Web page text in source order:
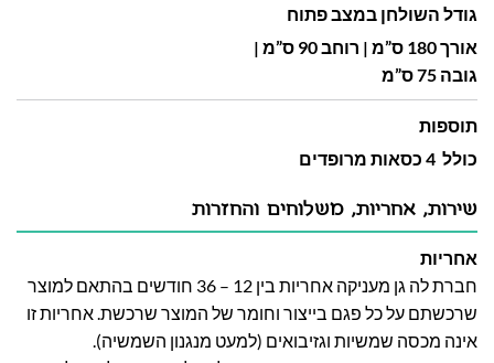
גודל השולחן במצב פתוח
אורך 180 ס”מ | רוחב 90 ס”מ |
גובה 75 ס”מ
תוספות
כולל 4 כסאות מרופדים
שירות, אחריות, משלוחים והחזרות
אחריות
חברת לה גן מעניקה אחריות בין 12 – 36 חודשים בהתאם למוצר
שרכשתם על כל פגם בייצור וחומר של המוצר שרכשת. אחריות זו
אינה מכסה שמשיות וגזיבואים (למעט מנגנון השמשיה).